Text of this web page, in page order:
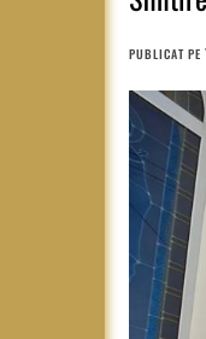
PUBLICAT PE